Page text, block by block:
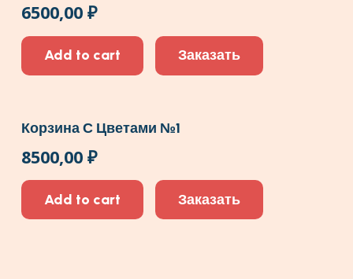
6500,00 ₽
Add to cart Заказать
Корзина С Цветами №1
8500,00 ₽
Add to cart Заказать